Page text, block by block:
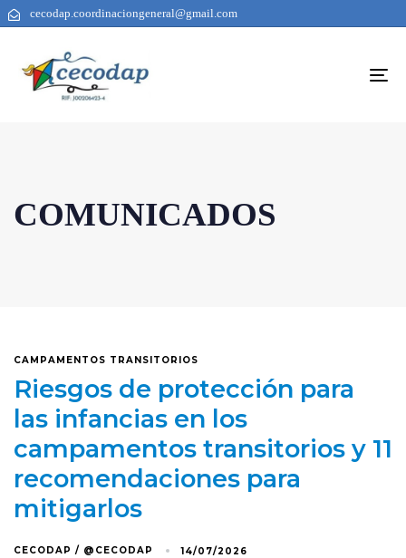
cecodap.coordinaciongeneral@gmail.com
COMUNICADOS
CAMPAMENTOS TRANSITORIOS
Riesgos de protección para
las infancias en los
campamentos transitorios y 11
recomendaciones para
mitigarlos
CECODAP / @CECODAP 14/07/2026